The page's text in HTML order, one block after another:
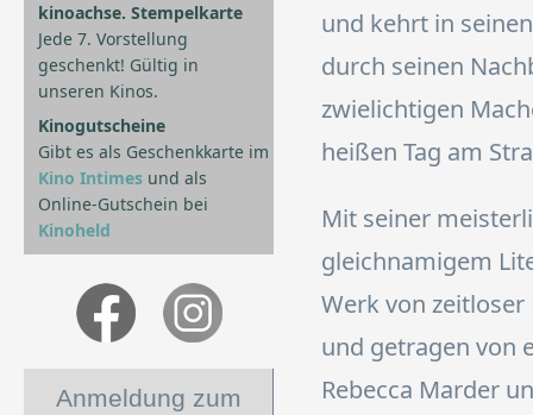
und kehrt in
durch seinen
zwielichtigen
heißen Tag am
Mit seiner
gleichnamigem
Werk von
und getragen von
Rebecca Marder
kinoachse. Stempelkarte
Jede 7. Vorstellung
geschenkt! Gültig in
unseren Kinos.
Kinogutscheine
Gibt es als Geschenkkarte im
Kino Intimes und als
Online-Gutschein bei
Kinoheld
Anmeldung zum